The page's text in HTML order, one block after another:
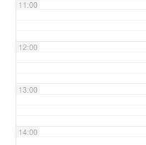
11:00
12:00
13:00
14:00